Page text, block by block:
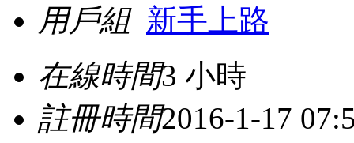
用戶組 新手上路
在線時間3 小時
註冊時間2016-1-17